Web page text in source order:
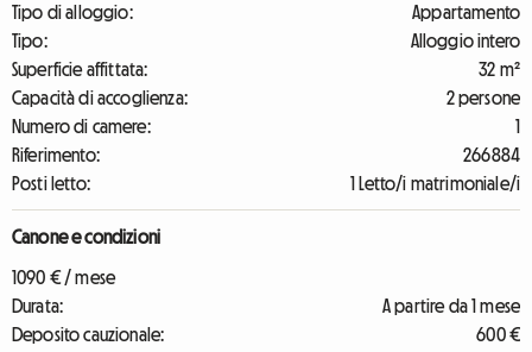
Tipo di alloggio:
Appartamento
Tipo:
Alloggio intero
Superficie affittata:
32 m²
Capacità di accoglienza:
2 persone
Numero di camere:
1
Riferimento:
266884
Posti letto:
1 Letto/i matrimoniale/i
Canone e condizioni
1090 € / mese
Durata:
A partire da 1 mese
Deposito cauzionale:
600 €